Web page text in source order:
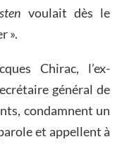
voulait dès le
».
Chirac, l’ex-
général de
condamnent un
et appellent à